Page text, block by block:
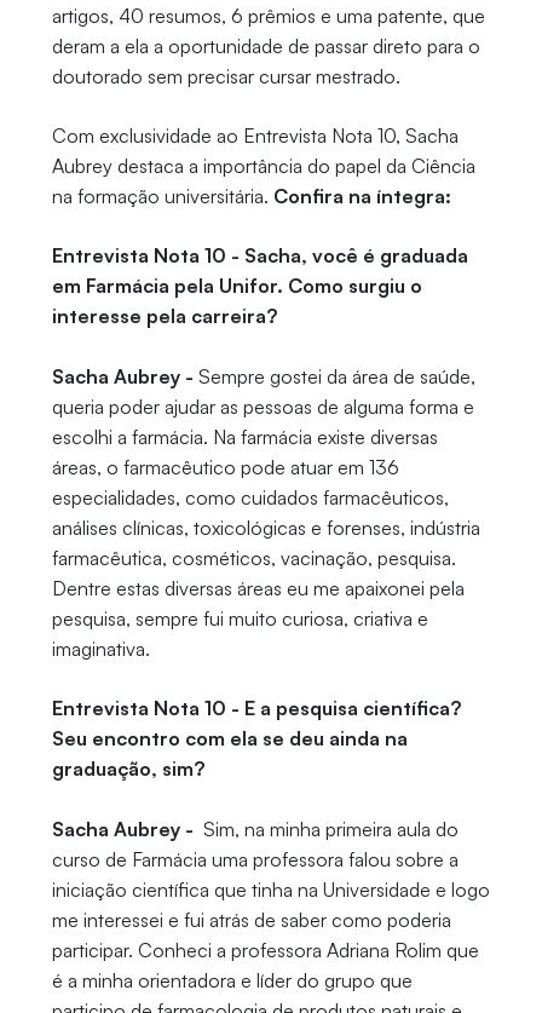
artigos, 40 resumos, 6 prêmios e uma patente, que
deram a ela a oportunidade de passar direto para o
doutorado sem precisar cursar mestrado.
Com exclusividade ao Entrevista Nota 10, Sacha
Aubrey destaca a importância do papel da Ciência
na formação universitária. Confira na íntegra:
Entrevista Nota 10 - Sacha, você é graduada
em Farmácia pela Unifor. Como surgiu o
interesse pela carreira?
Sacha Aubrey - Sempre gostei da área de saúde,
queria poder ajudar as pessoas de alguma forma e
escolhi a farmácia. Na farmácia existe diversas
áreas, o farmacêutico pode atuar em 136
especialidades, como cuidados farmacêuticos,
análises clínicas, toxicológicas e forenses, indústria
farmacêutica, cosméticos, vacinação, pesquisa.
Dentre estas diversas áreas eu me apaixonei pela
pesquisa, sempre fui muito curiosa, criativa e
imaginativa.
Entrevista Nota 10 - E a pesquisa científica?
Seu encontro com ela se deu ainda na
graduação, sim?
Sacha Aubrey - Sim, na minha primeira aula do
curso de Farmácia uma professora falou sobre a
iniciação científica que tinha na Universidade e logo
me interessei e fui atrás de saber como poderia
participar. Conheci a professora Adriana Rolim que
é a minha orientadora e líder do grupo que